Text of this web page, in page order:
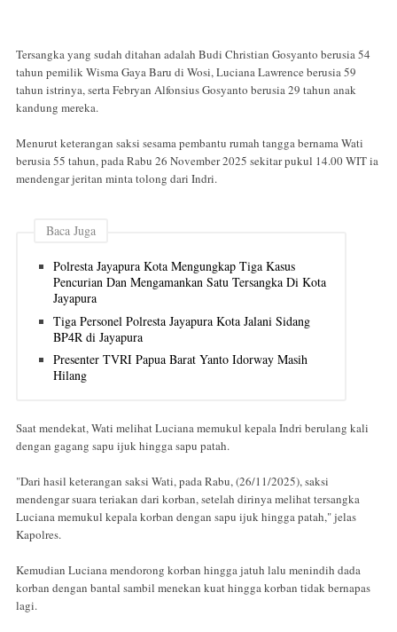
Tersangka yang sudah ditahan adalah Budi Christian Gosyanto berusia 54
tahun pemilik Wisma Gaya Baru di Wosi, Luciana Lawrence berusia 59
tahun istrinya, serta Febryan Alfonsius Gosyanto berusia 29 tahun anak
kandung mereka.
Menurut keterangan saksi sesama pembantu rumah tangga bernama Wati
berusia 55 tahun, pada Rabu 26 November 2025 sekitar pukul 14.00 WIT ia
mendengar jeritan minta tolong dari Indri.
Baca Juga
Polresta Jayapura Kota Mengungkap Tiga Kasus
Pencurian Dan Mengamankan Satu Tersangka Di Kota
Jayapura
Tiga Personel Polresta Jayapura Kota Jalani Sidang
BP4R di Jayapura
Presenter TVRI Papua Barat Yanto Idorway Masih
Hilang
Saat mendekat, Wati melihat Luciana memukul kepala Indri berulang kali
dengan gagang sapu ijuk hingga sapu patah.
"Dari hasil keterangan saksi Wati, pada Rabu, (26/11/2025), saksi
mendengar suara teriakan dari korban, setelah dirinya melihat tersangka
Luciana memukul kepala korban dengan sapu ijuk hingga patah," jelas
Kapolres.
Kemudian Luciana mendorong korban hingga jatuh lalu menindih dada
korban dengan bantal sambil menekan kuat hingga korban tidak bernapas
lagi.